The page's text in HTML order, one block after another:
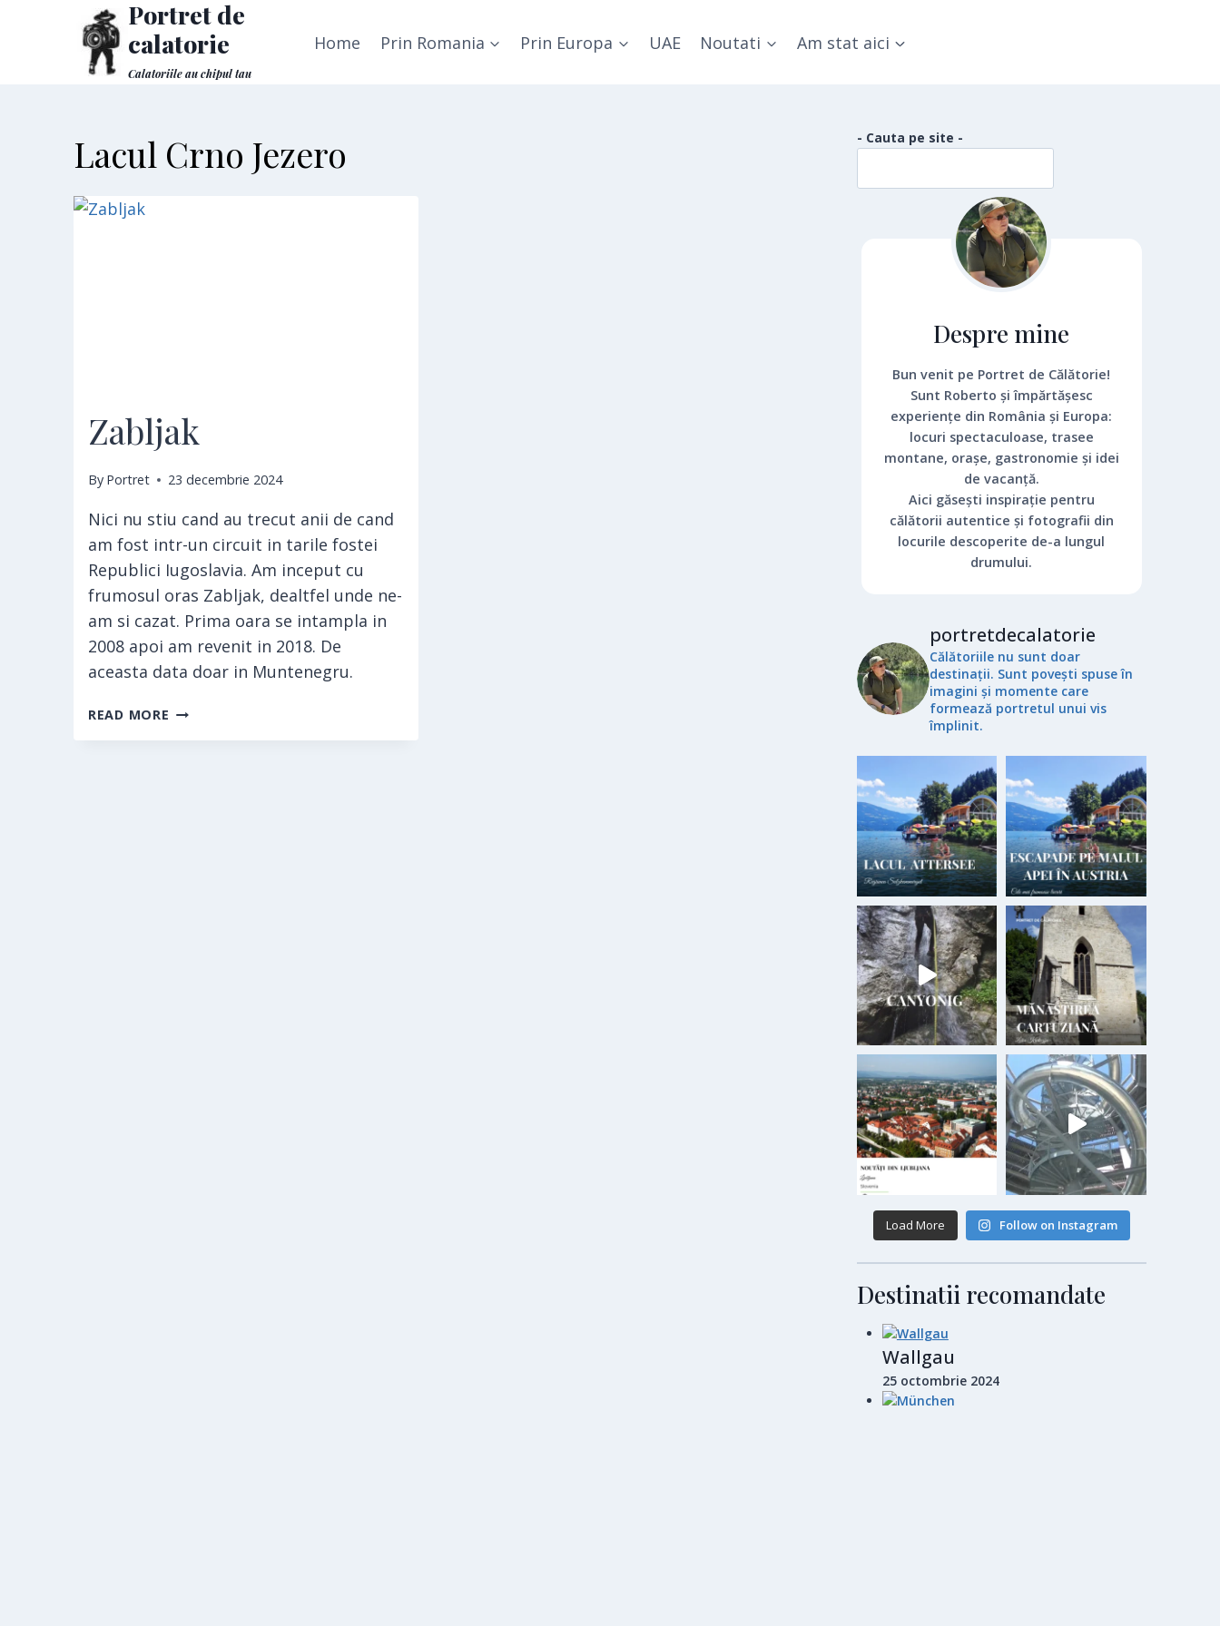
Portret de
calatorie
Calatoriile au chipul tau
Home Prin Romania Prin Europa UAE Noutati Am stat aici
Lacul Crno Jezero
Zabljak
By Portret 23 decembrie 2024
Nici nu stiu cand au trecut anii de cand
am fost intr-un circuit in tarile fostei
Republici Iugoslavia. Am inceput cu
frumosul oras Zabljak, dealtfel unde ne-
am si cazat. Prima oara se intampla in
2008 apoi am revenit in 2018. De
aceasta data doar in Muntenegru.
READ MORE ZABLJAK
- Cauta pe site -
Despre mine
Bun venit pe Portret de Călătorie!
Sunt Roberto și împărtășesc
experiențe din România și Europa:
locuri spectaculoase, trasee
montane, orașe, gastronomie și idei
de vacanță.
Aici găsești inspirație pentru
călătorii autentice și fotografii din
locurile descoperite de-a lungul
drumului.
portretdecalatorie
Călătoriile nu sunt doar
destinații. Sunt povești spuse în
imagini și momente care
formează portretul unui vis
împlinit.
Load More Follow on Instagram
Destinatii recomandate
Wallgau
25 octombrie 2024